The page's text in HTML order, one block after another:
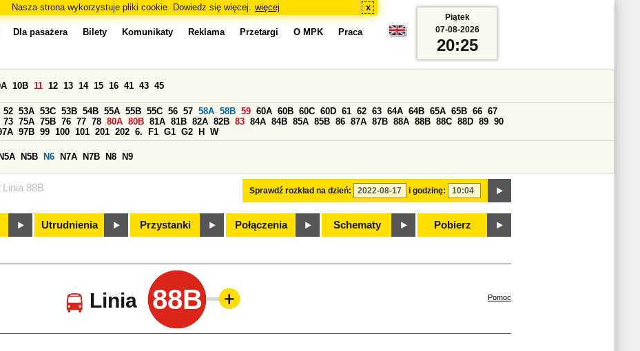
Nasza strona wykorzystuje pliki cookie. Dowiedz się więcej. więcej x
Linia 88B
Dla pasażera Bilety Komunikaty Reklama Przetargi O MPK Praca
Sprawdź rozkład na dzień: i godzinę:
10B 11 12 13 14 15 16 41 43 45
52 53A 53C 53B 54B 55A 55B 55C 56 57 58A 58B 59 60A 60B 60C 60D 61 62 63 64A 64B 65A 65B 66 67
73 75A 75B 76 77 78 80A 80B 81A 81B 82A 82B 83 84A 84B 85A 85B 86 87A 87B 88A 88B 88C 88D 89 90
97B 99 100 101 201 202 6. F1 G1 G2 H W
N5A N5B N6 N7A N7B N8 N9
Utrudnienia Przystanki Połączenia Schematy Pobierz
Piątek
07-08-2026
20:25
Linia 88B Pomoc